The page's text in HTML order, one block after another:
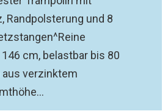
Randpolsterung und 8
cm, belastbar bis 80
aus verzinktem